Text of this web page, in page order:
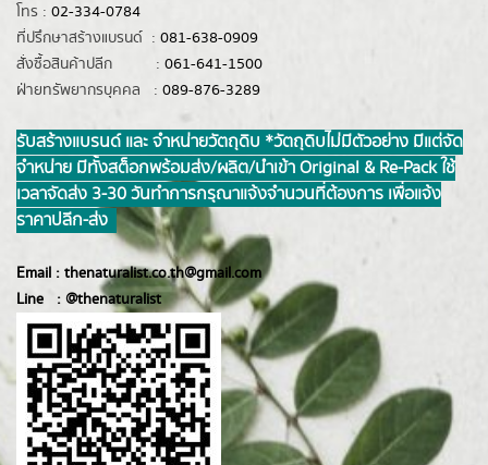
โทร : 02-334-0784
ที่ปรึกษาสร้างแบรนด์ : 081-638-0909
สั่งซื้อสินค้าปลีก : 061-641-1500
ฝ่ายทรัพยากรบุคคล : 089-876-3289
รับสร้างแบรนด์ และ จำหน่ายวัตถุดิบ *วัตถุดิบไม่มีตัวอย่าง มีแต่จัด
จำหน่าย มีทั้งสต็อกพร้อมส่ง/ผลิต/นำเข้า Original & Re-Pack ใช้
เวลาจัดส่ง 3-30 วันทำการ กรุณาแจ้งจำนวนที่ต้องการ เพื่อแจ้ง
ราคาปลีก-ส่ง
Email : thenaturalist.co.th@gmail.com
Line : @thenaturalist